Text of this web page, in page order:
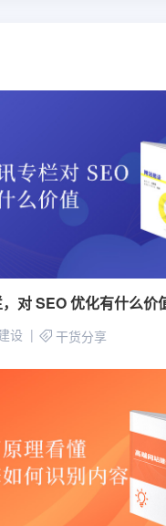
对 SEO 优化有什么价
设 干货分享